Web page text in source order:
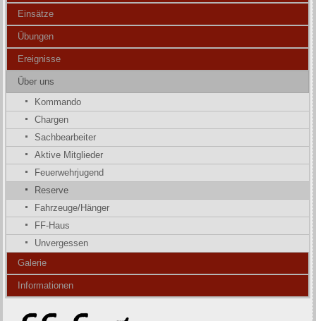
Einsätze
Übungen
Ereignisse
Über uns
Kommando
Chargen
Sachbearbeiter
Aktive Mitglieder
Feuerwehrjugend
Reserve
Fahrzeuge/Hänger
FF-Haus
Unvergessen
Galerie
Informationen